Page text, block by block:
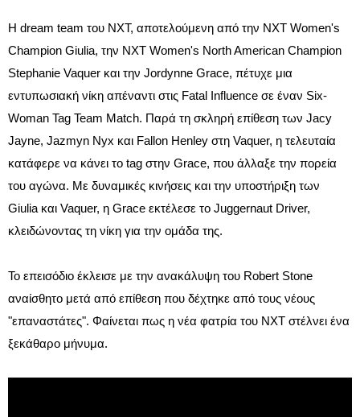
Η dream team του NXT, αποτελούμενη από την NXT Women's
Champion Giulia, την NXT Women's North American Champion
Stephanie Vaquer και την Jordynne Grace, πέτυχε μια
εντυπωσιακή νίκη απέναντι στις Fatal Influence σε έναν Six-
Woman Tag Team Match. Παρά τη σκληρή επίθεση των Jacy
Jayne, Jazmyn Nyx και Fallon Henley στη Vaquer, η τελευταία
κατάφερε να κάνει το tag στην Grace, που άλλαξε την πορεία
του αγώνα. Με δυναμικές κινήσεις και την υποστήριξη των
Giulia και Vaquer, η Grace εκτέλεσε το Juggernaut Driver,
κλειδώνοντας τη νίκη για την ομάδα της.
Το επεισόδιο έκλεισε με την ανακάλυψη του Robert Stone
αναίσθητο μετά από επίθεση που δέχτηκε από τους νέους
"επαναστάτες". Φαίνεται πως η νέα φατρία του NXT στέλνει ένα
ξεκάθαρο μήνυμα.